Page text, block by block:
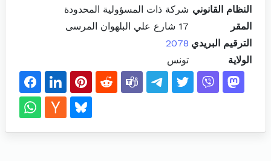
النظام القانوني شركة ذات المسؤولية المحدودة
المقر
17 شارع علي البلهوان المرسى
الترقيم البريدي 2078
الولاية
تونس